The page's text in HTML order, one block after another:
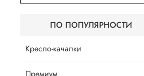
ПО ПОПУЛЯРНОСТИ
Кресло-качалки